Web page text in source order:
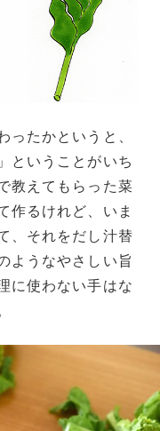
ったかというと、
ということがいち
教えてもらった菜
作るけれど、いま
、それをだし汁替
ようなやさしい旨
に使わない手はな